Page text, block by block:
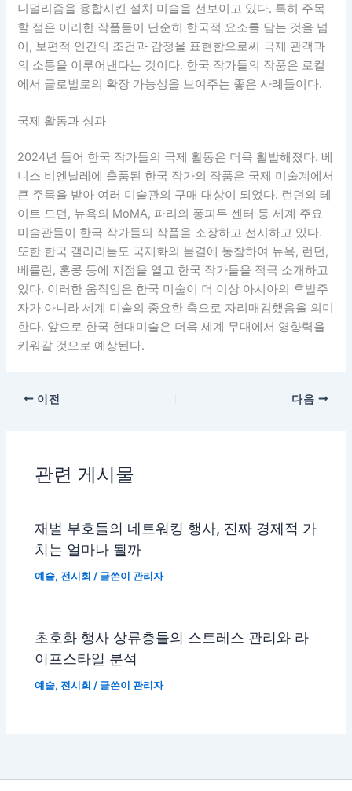
니멀리즘을 융합시킨 설치 미술을 선보이고 있다. 특히 주목
할 점은 이러한 작품들이 단순히 한국적 요소를 담는 것을 넘
어, 보편적 인간의 조건과 감정을 표현함으로써 국제 관객과
의 소통을 이루어낸다는 것이다. 한국 작가들의 작품은 로컬
에서 글로벌로의 확장 가능성을 보여주는 좋은 사례들이다.
국제 활동과 성과
2024년 들어 한국 작가들의 국제 활동은 더욱 활발해졌다. 베
니스 비엔날레에 출품된 한국 작가의 작품은 국제 미술계에서
큰 주목을 받아 여러 미술관의 구매 대상이 되었다. 런던의 테
이트 모던, 뉴욕의 MoMA, 파리의 퐁피두 센터 등 세계 주요
미술관들이 한국 작가들의 작품을 소장하고 전시하고 있다.
또한 한국 갤러리들도 국제화의 물결에 동참하여 뉴욕, 런던,
베를린, 홍콩 등에 지점을 열고 한국 작가들을 적극 소개하고
있다. 이러한 움직임은 한국 미술이 더 이상 아시아의 후발주
자가 아니라 세계 미술의 중요한 축으로 자리매김했음을 의미
한다. 앞으로 한국 현대미술은 더욱 세계 무대에서 영향력을
키워갈 것으로 예상된다.
이전 다음
관련 게시물
재벌 부호들의 네트워킹 행사, 진짜 경제적 가
치는 얼마나 될까
예술, 전시회 / 글쓴이관리자
초호화 행사 상류층들의 스트레스 관리와 라
이프스타일 분석
예술, 전시회 / 글쓴이관리자